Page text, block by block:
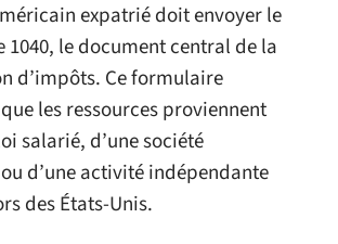
expatrié doit envoyer le
le document central de la
d’impôts. Ce formulaire
les ressources proviennent
salarié, d’une société
d’une activité indépendante
des États-Unis.